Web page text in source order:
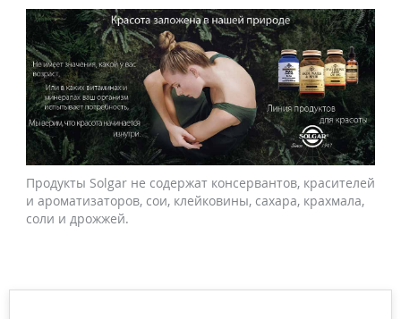
Продукты Solgar не содержат консервантов, красителей
и ароматизаторов, сои, клейковины, сахара, крахмала,
соли и дрожжей.